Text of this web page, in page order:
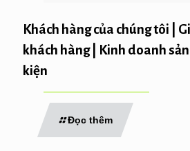
Khách hàng của chúng tôi |
khách hàng | Kinh doanh
kiện
Đọc thêm